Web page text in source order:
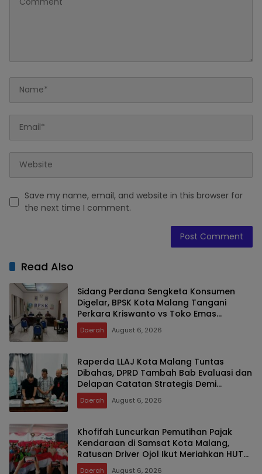
Save my name, email, and website in this browser for
the next time I comment.
Read Also
Sidang Perdana Sengketa Konsumen
Digelar, BPSK Kota Malang Tangani
Perkara Kriswanto vs Toko Emas
Majusari
Daerah August 6, 2026
Raperda LLAJ Kota Malang Tuntas
Dibahas, DPRD Tambah Bab Evaluasi dan
Delapan Catatan Strategis Demi
Keselamatan Warga
Daerah August 6, 2026
Khofifah Luncurkan Pemutihan Pajak
Kendaraan di Samsat Kota Malang,
Ratusan Driver Ojol Ikut Meriahkan HUT
RIDaerah August 6, 2026